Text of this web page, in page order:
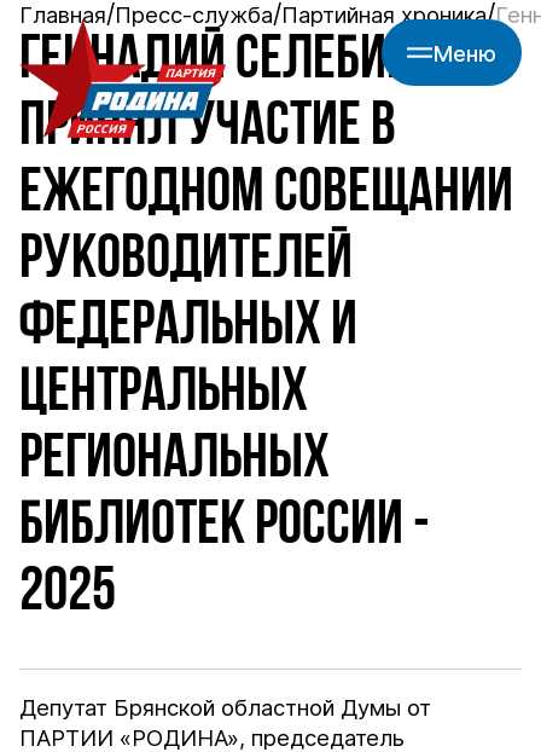
Меню
Главная Пресс-служба Партийная хроника
ГЕННАДИЙ СЕЛЕБИН
ПРИНЯЛ УЧАСТИЕ В
ЕЖЕГОДНОМ СОВЕЩАНИИ
РУКОВОДИТЕЛЕЙ
ФЕДЕРАЛЬНЫХ И
ЦЕНТРАЛЬНЫХ
РЕГИОНАЛЬНЫХ
БИБЛИОТЕК РОССИИ -
2025
Депутат Брянской областной Думы от
ПАРТИИ «РОДИНА», председатель